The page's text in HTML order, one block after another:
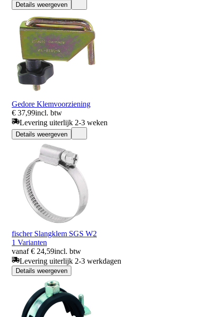
Details weergeven
Gedore Klemvoorziening
€ 37,99incl. btw
Levering uiterlijk 2-3 weken
Details weergeven
fischer Slangklem SGS W2
1 Varianten
vanaf € 24,59incl. btw
Levering uiterlijk 2-3 werkdagen
Details weergeven